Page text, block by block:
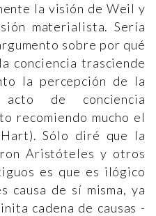
la visión de Weil y
materialista. Sería
sobre por qué
conciencia trasciende
la percepción de la
de conciencia
recomiendo mucho el
Sólo diré que la
Aristóteles y otros
es que es ilógico
causa de sí misma, ya
cadena de causas -